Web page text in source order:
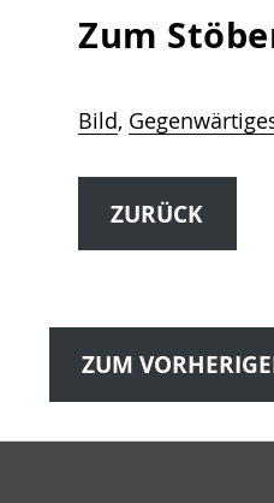
Zum
Bild,
ZURÜCK
ZUM